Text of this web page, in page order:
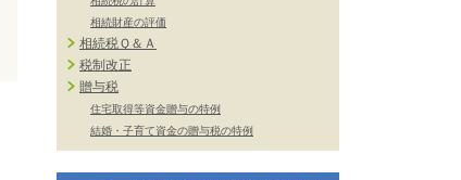
相続財産の評価
相続税Ｑ＆Ａ
税制改正
贈与税
住宅取得等資金贈与の特例
結婚・子育て資金の贈与税の特例